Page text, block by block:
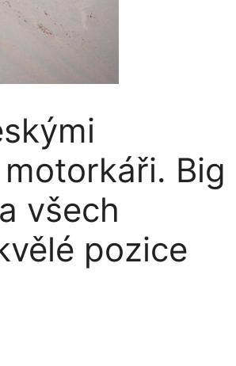
Big
všech
pozice